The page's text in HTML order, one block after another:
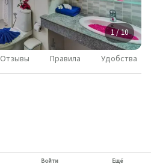
1 / 10
Отзывы Правила Удобства
Войти Ещё